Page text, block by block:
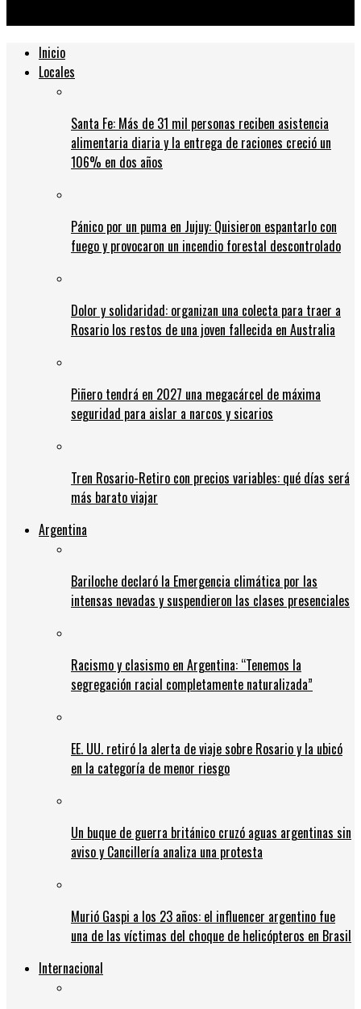
Inicio
Locales
Santa Fe: Más de 31 mil personas reciben asistencia
alimentaria diaria y la entrega de raciones creció un
106% en dos años
Pánico por un puma en Jujuy: Quisieron espantarlo con
fuego y provocaron un incendio forestal descontrolado
Dolor y solidaridad: organizan una colecta para traer a
Rosario los restos de una joven fallecida en Australia
Piñero tendrá en 2027 una megacárcel de máxima
seguridad para aislar a narcos y sicarios
Tren Rosario-Retiro con precios variables: qué días será
más barato viajar
Argentina
Bariloche declaró la Emergencia climática por las
intensas nevadas y suspendieron las clases presenciales
Racismo y clasismo en Argentina: “Tenemos la
segregación racial completamente naturalizada”
EE. UU. retiró la alerta de viaje sobre Rosario y la ubicó
en la categoría de menor riesgo
Un buque de guerra británico cruzó aguas argentinas sin
aviso y Cancillería analiza una protesta
Murió Gaspi a los 23 años: el influencer argentino fue
una de las víctimas del choque de helicópteros en Brasil
Internacional